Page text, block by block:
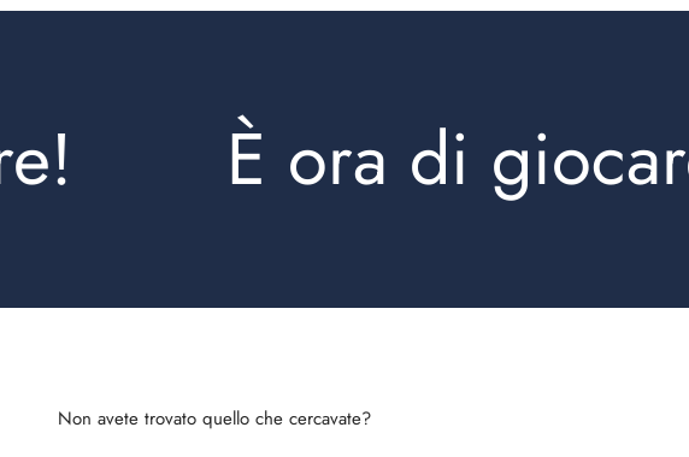
È ora di giocare!